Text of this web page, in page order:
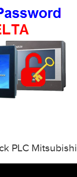
PLC Mitsubishi